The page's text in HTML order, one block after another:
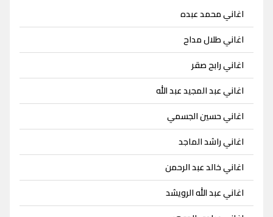
اغاني محمد عبده
اغاني طلال مداح
اغاني رابح صقر
اغاني عبد المجيد عبد الله
اغاني حسين الجسمي
اغاني راشد الماجد
اغاني خالد عبد الرحمن
اغاني عبد الله الرويشد